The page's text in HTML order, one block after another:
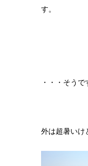
す。
・・・そうで
外は超暑いけ